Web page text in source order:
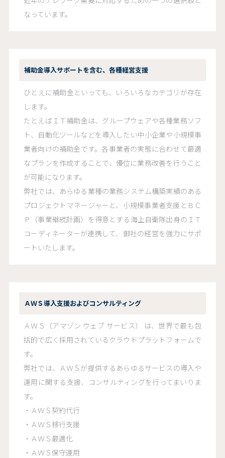
なっています。
補助金導入サポートを含む、各種経営支援
ひとえに補助金といっても、いろいろなカテゴリが存在
します。
たとえばＩＴ補助金は、グループウェアや各種業務ソフ
ト、自動化ツールなどを導入したい中小企業や小規模事
業者向けの補助金です。各事業者の実態に合わせて最適
なプランを作成することで、優位に業務改善を行うこと
が可能になります。
弊社では、あらゆる業種の業務システム構築実績のある
プロジェクトマネージャーと、小規模事業者支援とＢＣ
Ｐ（事業継続計画）を得意とする海上自衛隊出身のＩＴ
コーディネーターが連携して、御社の経営を強力にサポ
ートいたします。
ＡＷＳ導入支援およびコンサルティング
ＡＷＳ（アマゾン ウェブ サービス） は、世界で最も包
括的で広く採用されているクラウドプラットフォームで
す。
弊社では、ＡＷＳが提供するあらゆるサービスの導入や
運用に関する支援、コンサルティングを行ってまいりま
す。
・ＡＷＳ契約代行
・ＡＷＳ移行支援
・ＡＷＳ最適化
・ＡＷＳ保守運用